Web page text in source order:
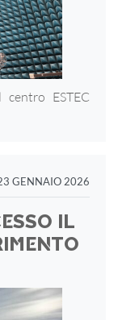
ESTEC
GENNAIO 2026
IL